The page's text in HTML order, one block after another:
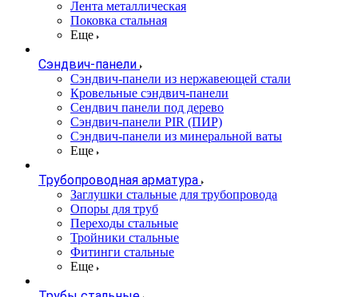
Лента металлическая
Поковка стальная
Еще
Сэндвич-панели
Cэндвич-панели из нержавеющей стали
Кровельные сэндвич-панели
Сендвич панели под дерево
Сэндвич-панели PIR (ПИР)
Сэндвич-панели из минеральной ваты
Еще
Трубопроводная арматура
Заглушки стальные для трубопровода
Опоры для труб
Переходы стальные
Тройники стальные
Фитинги стальные
Еще